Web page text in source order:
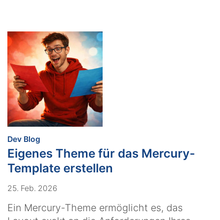
Dev Blog
Eigenes Theme für das Mercury-
Template erstellen
25. Feb. 2026
Ein Mercury-Theme ermöglicht es, das